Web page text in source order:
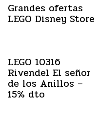
Grandes ofertas
LEGO Disney Store
LEGO 10316
Rivendel El señor
de los Anillos –
15% dto